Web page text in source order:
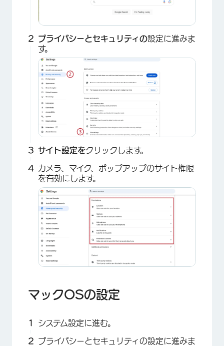
プライバシーとセキュリティの設定に進みま
す。
サイト設定をクリックします。
カメラ、マイク、ポップアップのサイト権限
を有効にします。
マックOSの設定
システム設定に進む。
プライバシーとセキュリティの設定に進みま